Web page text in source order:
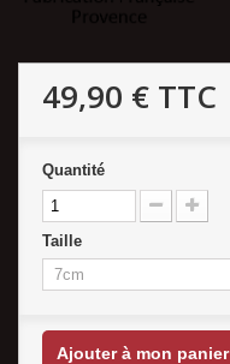
49,90 € TTC
Quantité
Taille
Ajouter à mon panier